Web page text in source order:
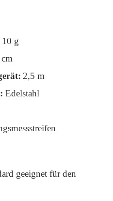
10 g
2,5 m
Edelstahl
geeignet für den